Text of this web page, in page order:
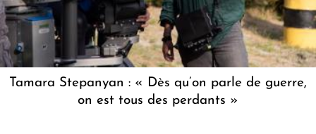
Tamara Stepanyan : « Dès qu’on parle de guerre,
on est tous des perdants »